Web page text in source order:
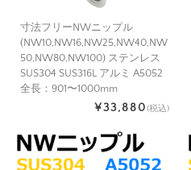
寸法フリーNWニップル
(NW10,NW16,NW25,NW40,NW
50,NW80,NW100) ステンレス
SUS304 SUS316L アルミ A5052
全長：901〜1000mm
¥33,880(税込)